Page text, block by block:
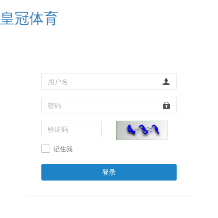
皇冠体育
记住我
登录